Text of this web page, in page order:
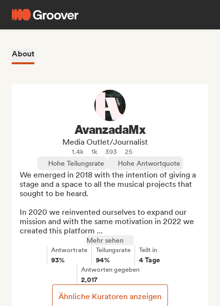
About
AvanzadaMx
Media Outlet/Journalist
1.4k 1k 393
25
Hohe Teilungsrate
Hohe Antwortquote
We emerged in 2018 with the intention of giving a
stage and a space to all the musical projects that
sought to be heard.
In 2020 we reinvented ourselves to expand our
mission and with the same motivation in 2022 we
created this platform ...
Mehr sehen
Antwortrate
93%
Teilungsrate
94%
Teilt in
4 Tage
Antworten gegeben
2,017
Ähnliche Kuratoren anzeigen